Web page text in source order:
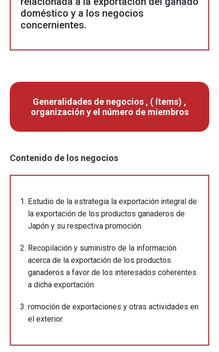
doméstico y a los negocios
concernientes.
Generalidades de negocios , ( ítems) ,
organización y el número de miembros
Contenido de los negocios
Estudio de la estrategia la exportación integral de
la exportación de los productos ganaderos de
Japón y su respectiva promoción.
Recopilación y suministro de la información
acerca de la exportación de los productos
ganaderos a favor de los interesados coherentes
a dicha exportación
romoción de exportaciones y otras actividades en
el exterior.